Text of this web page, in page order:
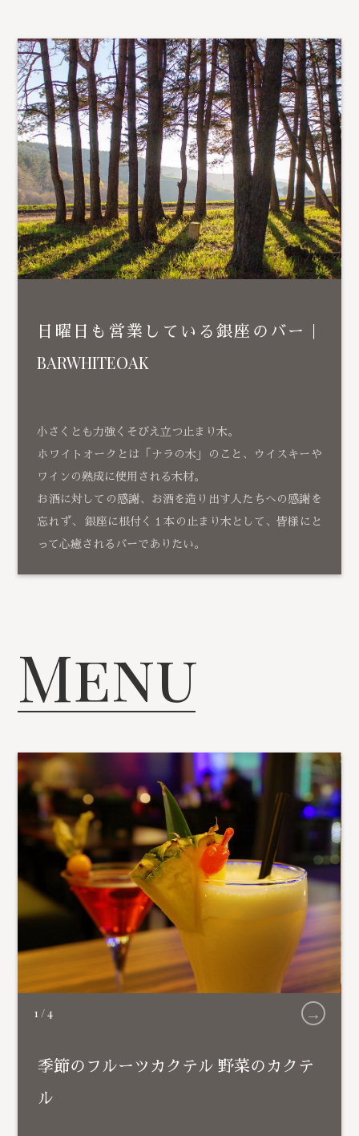
日曜日も営業している銀座のバー｜
BARWHITEOAK
小さくとも力強くそびえ立つ止まり木。
ホワイトオークとは「ナラの木」のこと、ウイスキーや
ワインの熟成に使用される木材。
お酒に対しての感謝、お酒を造り出す人たちへの感謝を
忘れず、 銀座に根付く１本の止まり木として、皆様にと
って心癒されるバーでありたい。
Menu
1 /4 →
季節のフルーツカクテル 野菜のカクテ
ル